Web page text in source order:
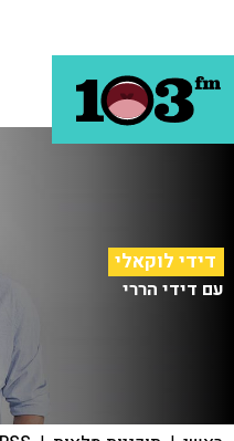
דידי לוקאלי
עם דידי הררי